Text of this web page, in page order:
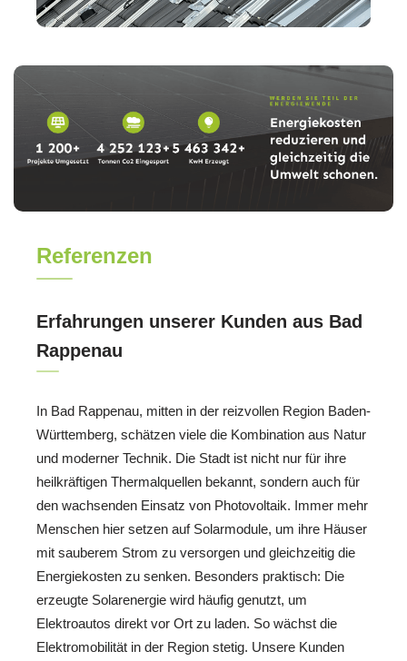
Referenzen
Erfahrungen unserer Kunden aus Bad
Rappenau
In Bad Rappenau, mitten in der reizvollen Region Baden-
Württemberg, schätzen viele die Kombination aus Natur
und moderner Technik. Die Stadt ist nicht nur für ihre
heilkräftigen Thermalquellen bekannt, sondern auch für
den wachsenden Einsatz von Photovoltaik. Immer mehr
Menschen hier setzen auf Solarmodule, um ihre Häuser
mit sauberem Strom zu versorgen und gleichzeitig die
Energiekosten zu senken. Besonders praktisch: Die
erzeugte Solarenergie wird häufig genutzt, um
Elektroautos direkt vor Ort zu laden. So wächst die
Elektromobilität in der Region stetig. Unsere Kunden